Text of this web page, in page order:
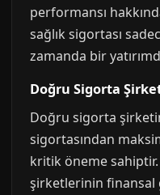
performansı
sağlık sigortası
zamanda bir
Doğru Sigorta
Doğru sigorta
sigortasından
kritik öneme
şirketlerinin